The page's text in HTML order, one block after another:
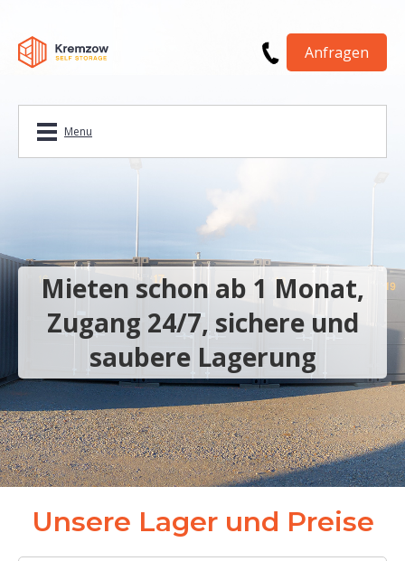
Anfragen
Menu
Mieten schon ab 1 Monat,
Zugang 24/7, sichere und
saubere Lagerung
Unsere Lager und Preise